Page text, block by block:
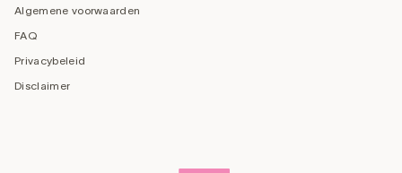
Algemene voorwaarden
FAQ
Privacybeleid
Disclaimer